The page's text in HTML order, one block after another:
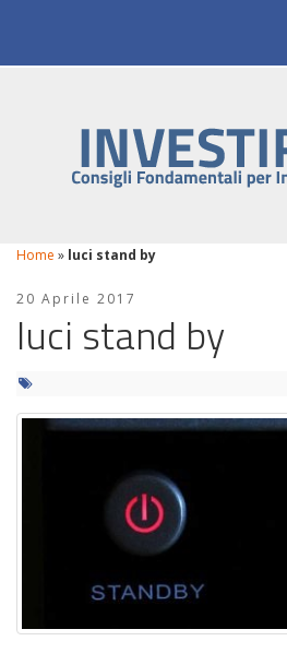
Home » luci stand by
20 Aprile 2017
luci stand by